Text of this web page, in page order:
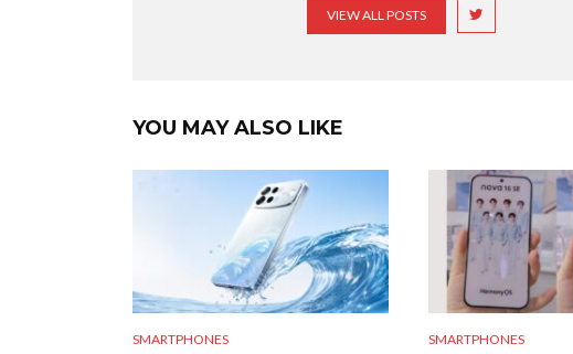
VIEW ALL POSTS
YOU MAY ALSO LIKE
SMARTPHONES SMARTPHONES